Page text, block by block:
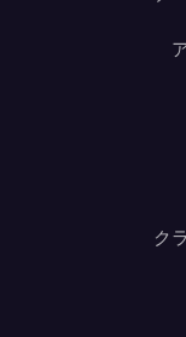
ク